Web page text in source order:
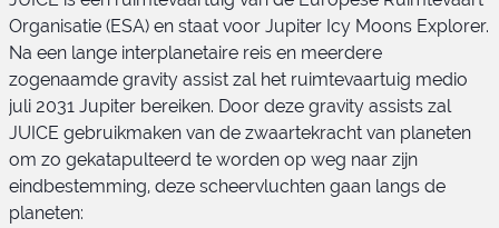
JUICE
Organisatie (ESA) en staat voor Jupiter Icy Moons Explorer.
Na een lange interplanetaire reis en meerdere
zogenaamde gravity assist zal het ruimtevaartuig medio
juli 2031 Jupiter bereiken. Door deze gravity assists zal
JUICE gebruikmaken van de zwaartekracht van planeten
om zo gekatapulteerd te worden op weg naar zijn
eindbestemming, deze scheervluchten gaan langs de
planeten: